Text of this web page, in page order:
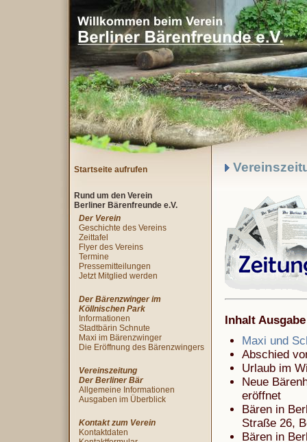
Inhalt
Maxi und
Abschied
Urlaub im
Neue
eröffnet
Bären in
Straße 26,
Bären in
Startseite aufrufen
Rund um den Verein
Berliner Bärenfreunde e.V.
Der Verein
Geschichte des Vereins
Zeittafel
Flyer des Vereins
Termine
Pressemitteilungen
Jetzt Mitglied werden
Der Bärenzwinger im
Köllnischen Park
Informationen
Stadtbärin Schnute
Maxi im Bärenzwinger
Die Eröffnung des Bärenzwingers
Vereinszeitung
Der Berliner Bär
Allgemeine Informationen
Ausgaben im Überblick
Kontakt zum Verein
Kontaktdaten